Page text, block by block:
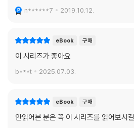
n******7 2019.10.12.
eBook 구매
이 시리즈가 좋아요
b***t 2025.07.03.
eBook 구매
안읽어본 분은 꼭 이 시리즈를 읽어보시길